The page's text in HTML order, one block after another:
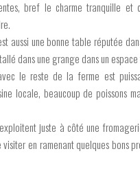
bref le charme tranquille et
aussi une bonne table réputée
dans une grange dans un
le reste de la ferme est
locale, beaucoup de poissons
juste à côté une
en ramenant quelques bons